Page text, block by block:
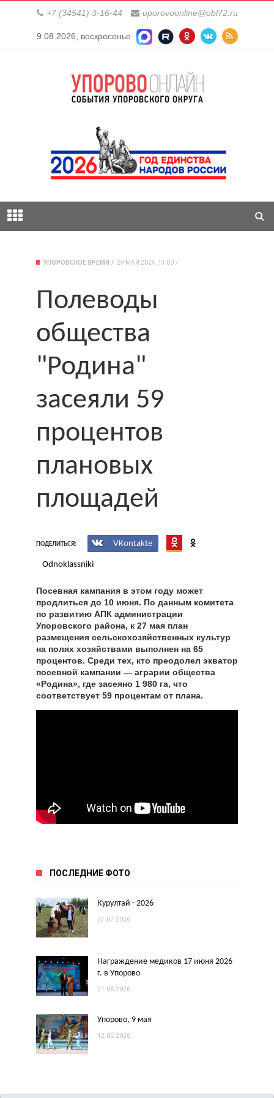
+7 (34541) 3-16-44 uporovoonline@obl72.ru
9.08.2026, воскресенье
УПОРОВСКОЕ ВРЕМЯ 29 МАЯ 2024, 13:00
Полеводы
общества
"Родина"
засеяли 59
процентов
плановых
площадей
ПОДЕЛИТЬСЯ: VKontakte
Odnoklassniki
Посевная кампания в этом году может
продлиться до 10 июня. По данным комитета
по развитию АПК администрации
Упоровского района, к 27 мая план
размещения сельскохозяйственных культур
на полях хозяйствами выполнен на 65
процентов. Среди тех, кто преодолел экватор
посевной кампании — аграрии общества
«Родина», где засеяно 1 980 га, что
соответствует 59 процентам от плана.
ПОСЛЕДНИЕ ФОТО
Курултай - 2026
23.07.2026
Награждение медиков 17 июня 2026
г. в Упорово
21.06.2026
Упорово, 9 мая
12.05.2026